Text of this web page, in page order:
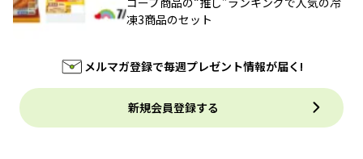
凍3商品のセット
メルマガ登録で毎週プレゼント情報が届く!
新規会員登録する